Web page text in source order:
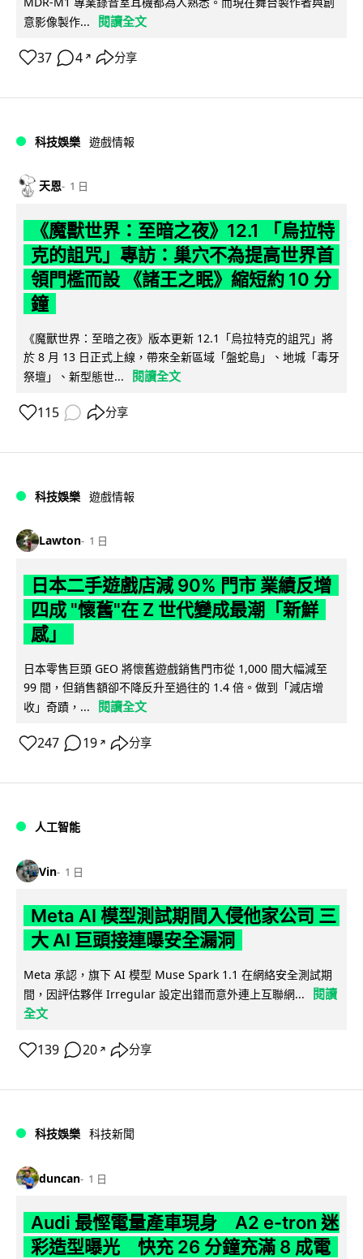
意影像製作...
閱讀全文
37 4 ↗ 分享
科技娛樂 遊戲情報
天恩 1 日
《魔獸世界：至暗之夜》12.1 「烏拉特
克的詛咒」專訪：巢穴不為提高世界首
領門檻而設 《諸王之眠》縮短約 10 分
鐘
《魔獸世界：至暗之夜》版本更新 12.1「烏拉特克的詛咒」將
於 8 月 13 日正式上線，帶來全新區域「盤蛇島」、地城「毒牙
祭壇」、新型態世...
閱讀全文
115 分享
科技娛樂 遊戲情報
Lawton 1 日
日本二手遊戲店減 90% 門市 業績反增
四成 "懷舊"在 Z 世代變成最潮「新鮮
感」
日本零售巨頭 GEO 將懷舊遊戲銷售門市從 1,000 間大幅減至
99 間，但銷售額卻不降反升至過往的 1.4 倍。做到「減店增
收」奇蹟，...
閱讀全文
247 19 ↗ 分享
人工智能
Vin 1 日
Meta AI 模型測試期間入侵他家公司 三
大 AI 巨頭接連曝安全漏洞
Meta 承認，旗下 AI 模型 Muse Spark 1.1 在網絡安全測試期
間，因評估夥伴 Irregular 設定出錯而意外連上互聯網...
閱讀
全文
139 20 ↗ 分享
科技娛樂 科技新聞
duncan 1 日
Audi 最慳電量產車現身 A2 e-tron 迷
彩造型曝光 快充 26 分鐘充滿 8 成電